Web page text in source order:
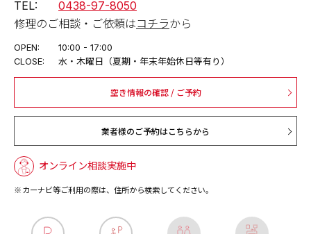
TEL: 0438-97-8050
修理のご相談・ご依頼はコチラから
OPEN:
10:00 - 17:00
CLOSE:
水・木曜日（夏期・年末年始休日等有り）
空き情報の確認 / ご予約
業者様のご予約はこちらから
オンライン相談実施中
カーナビ等ご利用の際は、住所から検索してください。